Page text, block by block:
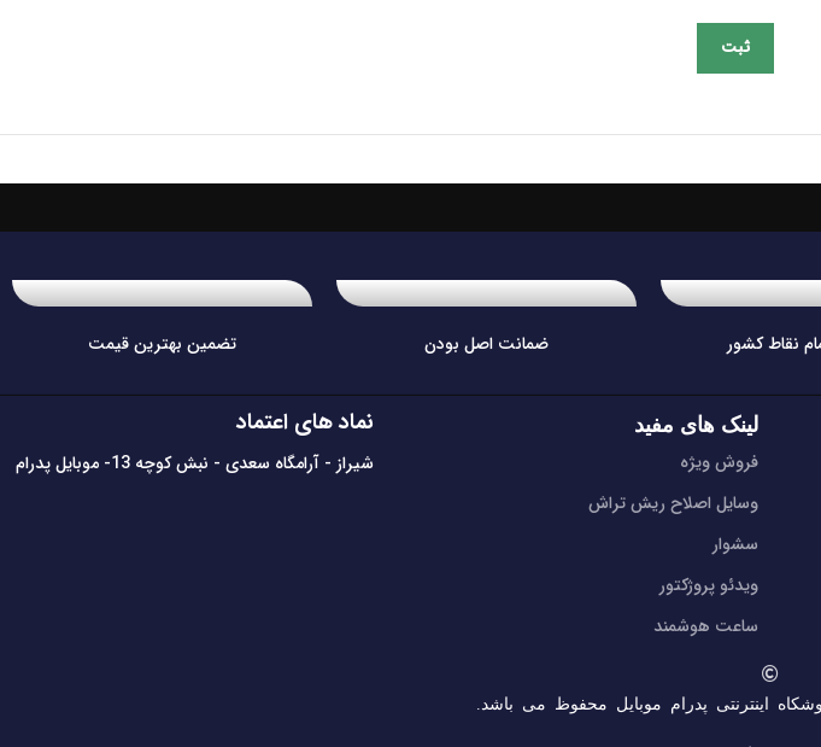
نقاط کشور ضمانت اصل بودن تضمین بهترین قیمت
لینک های مفید
فروش ویژه
وسایل اصلاح ریش تراش
سشوار
ویدئو پروژکتور
ساعت هوشمند
نماد های اعتماد
شیراز - آرامگاه سعدی - نبش کوچه 13- موبایل پدرام
اینترنتی پدرام موبایل محفوظ می باشد.